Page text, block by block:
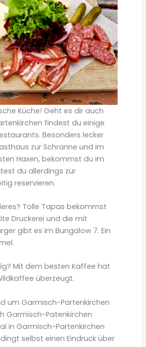
Küche! Geht es dir auch
findest du einige
Besonders lecker
zur Schranne und im
Haxen, bekommst du im
du allerdings zur
reservieren.
Tolle Tapas bekommst
Druckerei und die mit
gibt es im Bungalow 7. Ein
Mit dem besten Kaffee hat
überzeugt.
um Garmisch-Partenkirchen
Garmisch-Patenkirchen
in Garmisch-Partenkirchen
selbst einen Eindruck über